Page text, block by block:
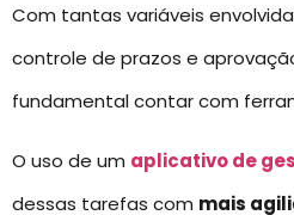
Com tantas variáveis
controle de prazos e
fundamental contar com
O uso de um aplicativo de
dessas tarefas com mais